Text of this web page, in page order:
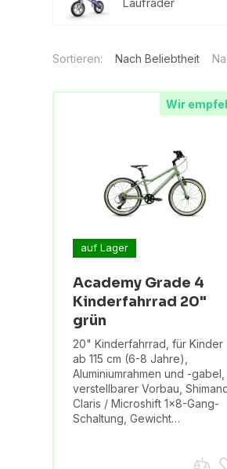
Sortieren: Nach Beliebtheit
Wir
auf Lager
Academy Grade 4
Kinderfahrrad 20"
grün
20" Kinderfahrrad, für Kinder
ab 115 cm (6-8 Jahre),
Aluminiumrahmen und -gabel,
verstellbarer Vorbau,
Claris / Microshift 1x8-Gang-
Schaltung, Gewicht…